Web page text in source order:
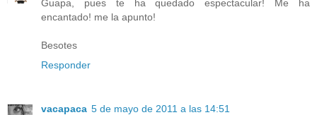
Guapa, pues te ha quedado espectacular! Me ha
encantado! me la apunto!
Besotes
Responder
vacapaca 5 de mayo de 2011 a las 14:51